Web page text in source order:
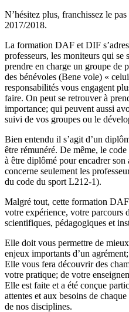
N’hésitez plus, franchissez le
2017/2018.
La formation DAF et DIF
professeurs, les moniteurs qui
prendre en charge un groupe de
des bénévoles (Bene vole) «
responsabilités vous engagent
faire. On peut se retrouver à
importance; qui peuvent aussi
suivi de vos groupes ou le
Bien entendu il s’agit d’un
être rémunéré. De même, le
à être diplômé pour encadrer
concerne seulement les
du code du sport L212-1).
Malgré tout, cette formation
votre expérience, votre parcours
scientifiques, pédagogiques et
Elle doit vous permettre de
enjeux importants d’un
Elle vous fera découvrir des
votre pratique; de votre
Elle est faite et a été conçue
attentes et aux besoins de
de nos disciplines.